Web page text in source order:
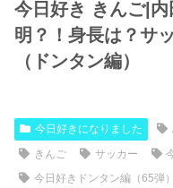
今日好き きんご|
明？！身長は？サ
（ドンタン編）
今日好きになりました
きんご
サッカー
今日好きドンタン編（65弾